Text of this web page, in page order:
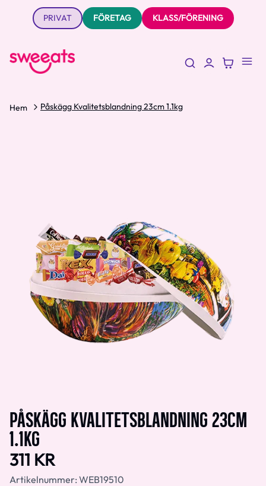
PRIVAT FÖRETAG KLASS/FÖRENING
Hem Påskägg Kvalitetsblandning 23cm 1.1kg
PÅSKÄGG KVALITETSBLANDNING 23CM
1.1KG
311 KR
Artikelnummer: WEB19510